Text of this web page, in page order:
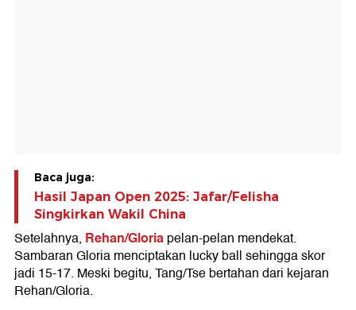
Baca juga:
Hasil Japan Open 2025: Jafar/Felisha
Singkirkan Wakil China
Setelahnya, Rehan/Gloriapelan-pelan mendekat.
Sambaran Gloria menciptakan lucky ball sehingga skor
jadi 15-17. Meski begitu, Tang/Tse bertahan dari kejaran
Rehan/Gloria.